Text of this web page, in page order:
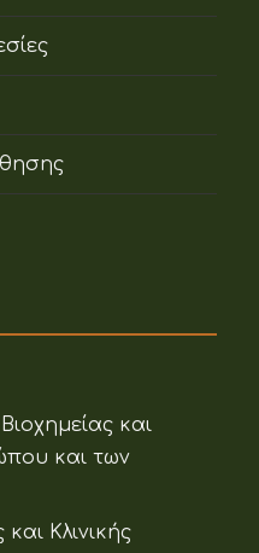
και
και των
Κλινικής